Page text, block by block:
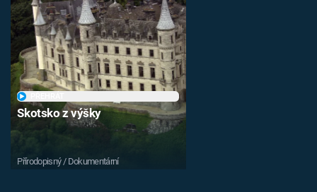
Skotsko z výšky
Přírodopisný / Dokumentární